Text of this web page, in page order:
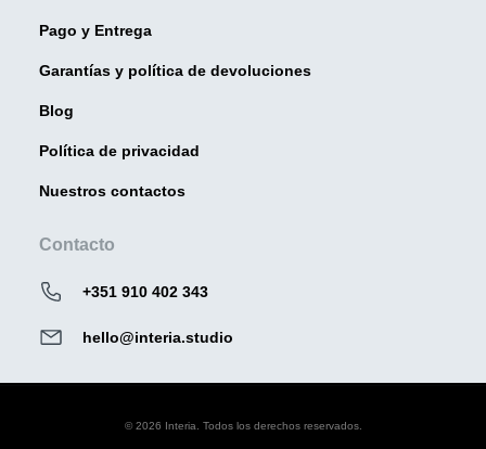
Pago y Entrega
Garantías y política de devoluciones
Blog
Política de privacidad
Nuestros contactos
Contacto
+351 910 402 343
hello@interia.studio
© 2026 Interia. Todos los derechos reservados.